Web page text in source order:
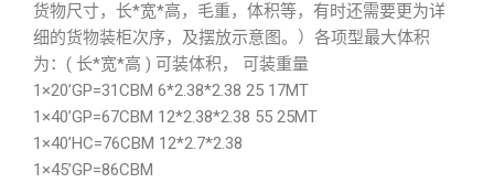
货物尺寸，长*宽*高，毛重，体积等，有时还需要更为详
细的货物装柜次序，及摆放示意图。）各项型最大体积
为：( 长*宽*高 ) 可装体积， 可装重量
1×20’GP=31CBM 6*2.38*2.38 25 17MT
1×40’GP=67CBM 12*2.38*2.38 55 25MT
1×40’HC=76CBM 12*2.7*2.38
1×45’GP=86CBM